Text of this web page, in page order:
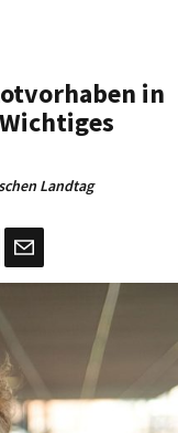
in
Landtag